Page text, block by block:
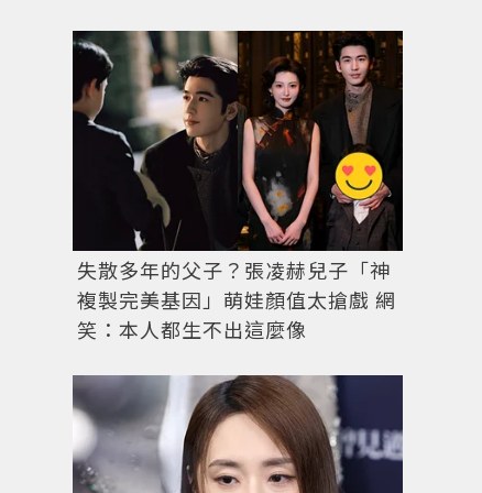
失散多年的父子？張凌赫兒子「神
複製完美基因」萌娃顏值太搶戲 網
笑：本人都生不出這麼像